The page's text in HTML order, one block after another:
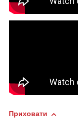
Приховати